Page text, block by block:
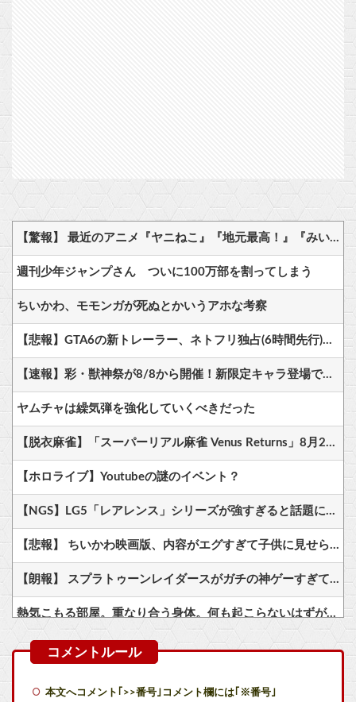
【驚報】 最近のアニメ『ヤニねこ』『地元最高！』『みいちゃんと山田さん』『ドカ食いダイスキ！ もちづきさん』
週刊少年ジャンプさん ついに100万部を割ってしまう
ちいかわ、モモンガが死ぬとかいうアホな考察
【悲報】GTA6の新トレーラー、ネトフリ独占(6時間先行)ｗｗｗ
【速報】彩・獣神祭が8/8から開催！新限定キャラ登場で注目
ヤムチャは繰気弾を強化していくべきだった
【脱衣麻雀】「スーパーリアル麻雀 Venus Returns」8月27日に発売決定！
【ホロライブ】Youtubeの謎のイベント？
【NGS】LG5「レアレンス」シリーズが強すぎると話題に【アプグレも約束】
【悲報】 ちいかわ映画版、内容がエグすぎて子供に見せられない
【朗報】 スプラトゥーンレイダースがガチの神ゲーすぎて世界中で大絶賛ｗｗｗｗｗｗｗ
熱気こもる部屋。重なり合う身体。何も起こらないはずがなく……
【艦これ】ムラクモウサギ 他
本文へコメント｢>>番号｣コメント欄には｢※番号｣